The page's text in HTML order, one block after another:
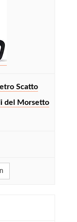
Scatto
del Morsetto